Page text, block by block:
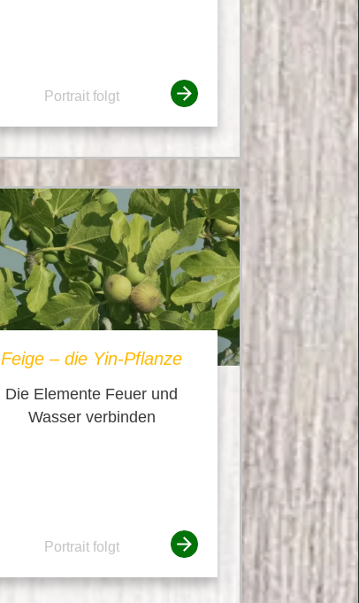
Portrait folgt
Feige – die Yin-Pflanze
Die Elemente Feuer und
Wasser verbinden
Portrait folgt